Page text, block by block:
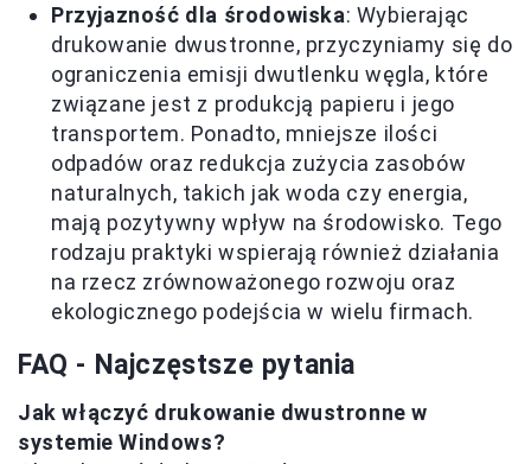
Przyjazność dla środowiska: Wybierając
drukowanie dwustronne, przyczyniamy się do
ograniczenia emisji dwutlenku węgla, które
związane jest z produkcją papieru i jego
transportem. Ponadto, mniejsze ilości
odpadów oraz redukcja zużycia zasobów
naturalnych, takich jak woda czy energia,
mają pozytywny wpływ na środowisko. Tego
rodzaju praktyki wspierają również działania
na rzecz zrównoważonego rozwoju oraz
ekologicznego podejścia w wielu firmach.
FAQ - Najczęstsze pytania
Jak włączyć drukowanie dwustronne w
systemie Windows?